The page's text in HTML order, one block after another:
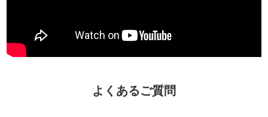
よくあるご質問